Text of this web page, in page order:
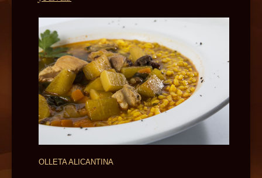
OLLETA ALICANTINA